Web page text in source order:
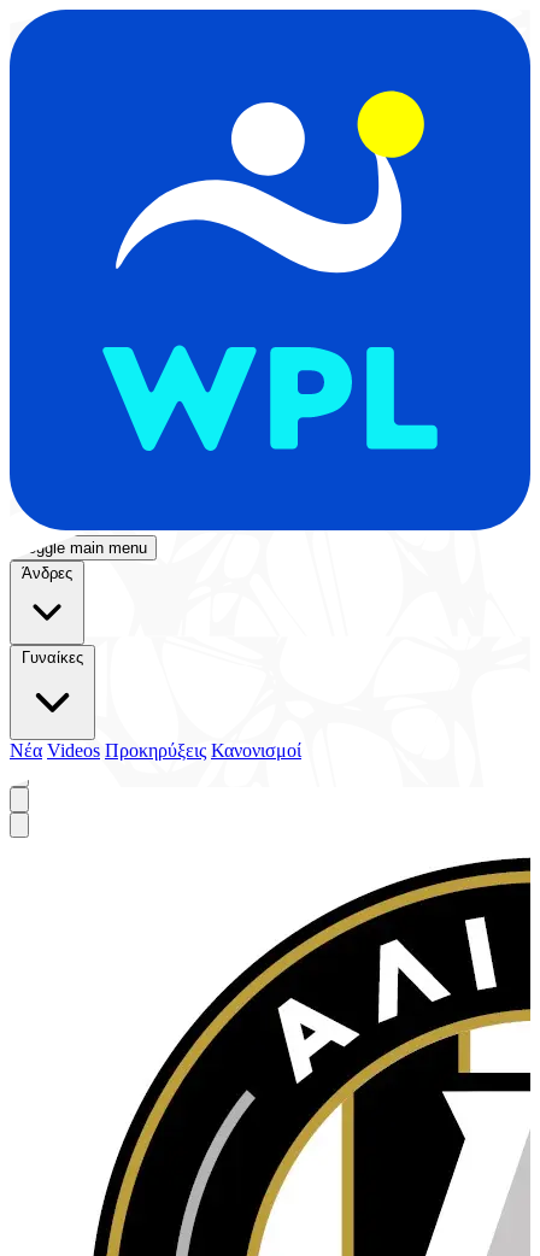
Toggle main menu
Άνδρες
Γυναίκες
Νέα Videos Προκηρύξεις Κανονισμοί